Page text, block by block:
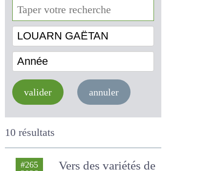
LOUARN GAËTAN
valider annuler
10 résultats